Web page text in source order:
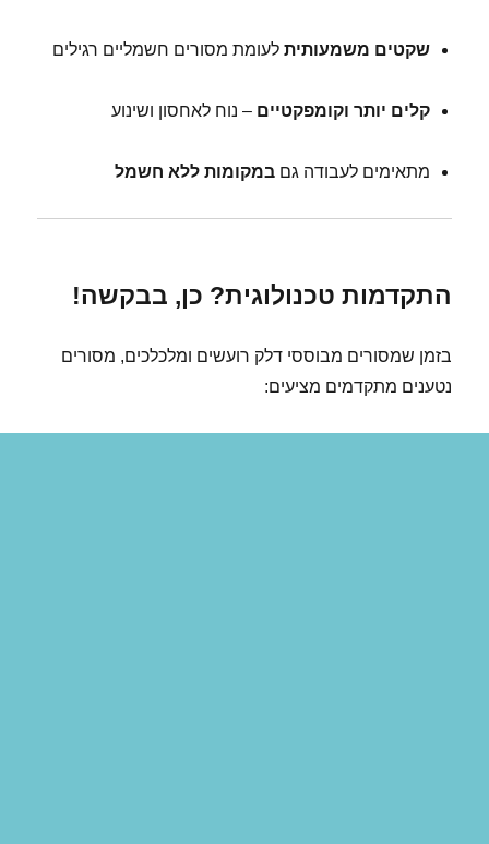
שקטים משמעותית לעומת מסורים חשמליים רגילים
קלים יותר וקומפקטיים – נוח לאחסון ושינוע
מתאימים לעבודה גםבמקומות ללא חשמל
התקדמות טכנולוגית? כן, בבקשה!
בזמן שמסורים מבוססי דלק רועשים ומלכלכים, מסורים
נטענים מתקדמים מציעים: